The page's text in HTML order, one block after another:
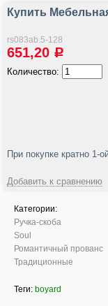
Купить
rs083ab.5-128
651,20 Р
Количество:
При покупке кратно 1-
Добавить к сравнению
Категории:
Ручка-скоба
Soul
Романтичный прованс
Традиционные
Теги: boyard